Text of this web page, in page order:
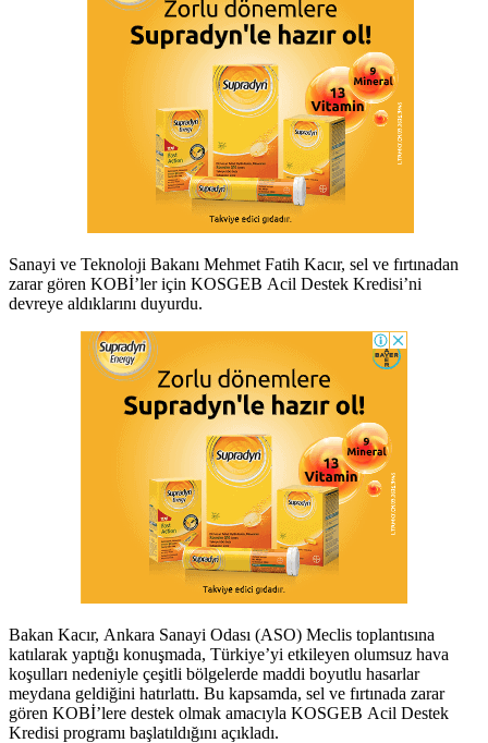
Sanayi ve Teknoloji Bakanı Mehmet Fatih Kacır, sel ve fırtınadan
zarar gören KOBİ’ler için KOSGEB Acil Destek Kredisi’ni
devreye aldıklarını duyurdu.
Bakan Kacır, Ankara Sanayi Odası (ASO) Meclis toplantısına
katılarak yaptığı konuşmada, Türkiye’yi etkileyen olumsuz hava
koşulları nedeniyle çeşitli bölgelerde maddi boyutlu hasarlar
meydana geldiğini hatırlattı. Bu kapsamda, sel ve fırtınada zarar
gören KOBİ’lere destek olmak amacıyla KOSGEB Acil Destek
Kredisi programı başlatıldığını açıkladı.